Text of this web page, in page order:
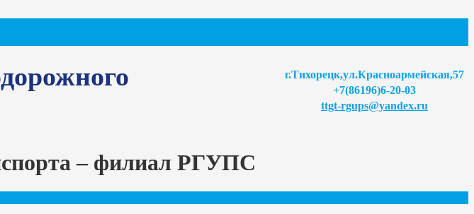
г.Тихорецк,ул.Красноармейская,57
+7(86196)6-20-03
ttgt-rgups@yandex.ru
– филиал РГУПС